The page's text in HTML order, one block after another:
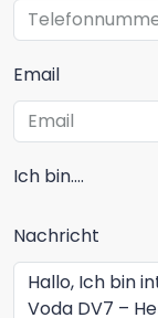
Email
Ich bin....
Nachricht